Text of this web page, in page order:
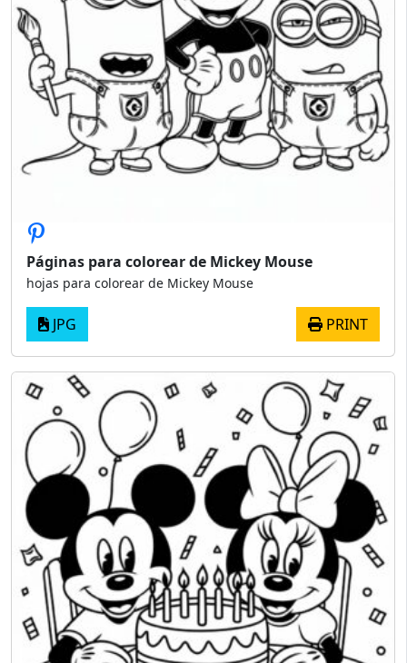
Páginas para colorear de Mickey Mouse
hojas para colorear de Mickey Mouse
JPG PRINT